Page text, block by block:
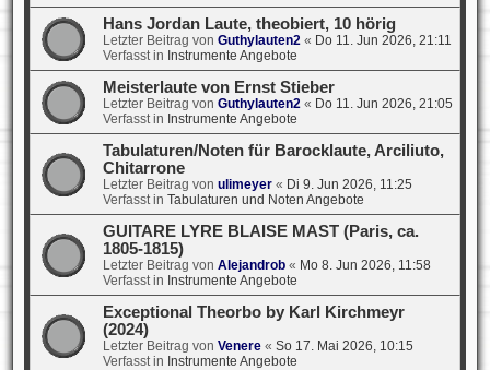
Hans Jordan Laute, theobiert, 10 hörig
Letzter Beitrag von Guthylauten2 « Do 11. Jun 2026, 21:11
Verfasst in Instrumente Angebote
Meisterlaute von Ernst Stieber
Letzter Beitrag von Guthylauten2 « Do 11. Jun 2026, 21:05
Verfasst in Instrumente Angebote
Tabulaturen/Noten für Barocklaute, Arciliuto,
Chitarrone
Letzter Beitrag von ulimeyer« Di 9. Jun 2026, 11:25
Verfasst in Tabulaturen und Noten Angebote
GUITARE LYRE BLAISE MAST (Paris, ca.
1805-1815)
Letzter Beitrag von Alejandrob« Mo 8. Jun 2026, 11:58
Verfasst in Instrumente Angebote
Exceptional Theorbo by Karl Kirchmeyr
(2024)
Letzter Beitrag von Venere« So 17. Mai 2026, 10:15
Verfasst in Instrumente Angebote